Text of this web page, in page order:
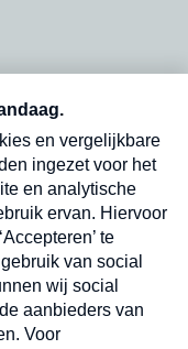
in
Verzend